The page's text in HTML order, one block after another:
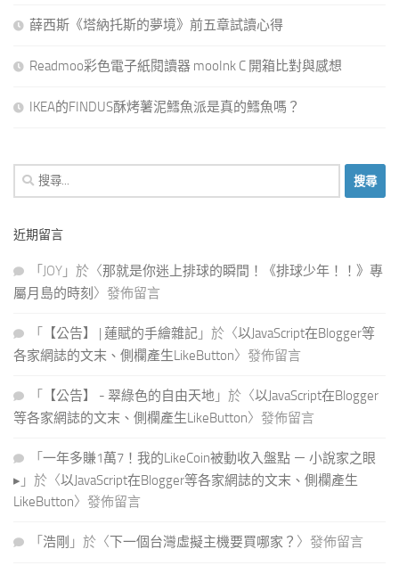
薛西斯《塔納托斯的夢境》前五章試讀心得
Readmoo彩色電子紙閱讀器 mooInk C 開箱比對與感想
IKEA的FINDUS酥烤薯泥鱈魚派是真的鱈魚嗎？
搜
尋
鍵
近期留言
「 JOY 」於〈那就是你迷上排球的瞬間！《排球少年！！》專
屬月島的時刻 〉發佈留言
「 【公告】 | 蓮賦的手繪雜記 」於〈以JavaScript在Blogger等
各家網誌的文末、側欄產生LikeButton〉發佈留言
「 【公告】 - 翠綠色的自由天地 」於〈以JavaScript在Blogger
等各家網誌的文末、側欄產生LikeButton〉發佈留言
「 一年多賺1萬7！我的LikeCoin被動收入盤點 － 小說家之眼
▸ 」於〈以JavaScript在Blogger等各家網誌的文末、側欄產生
LikeButton〉發佈留言
「 浩剛 」於〈 下一個台灣虛擬主機要買哪家？ 〉發佈留言